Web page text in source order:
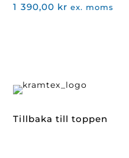
1 390,00 kr ex. moms
Tillbaka till toppen